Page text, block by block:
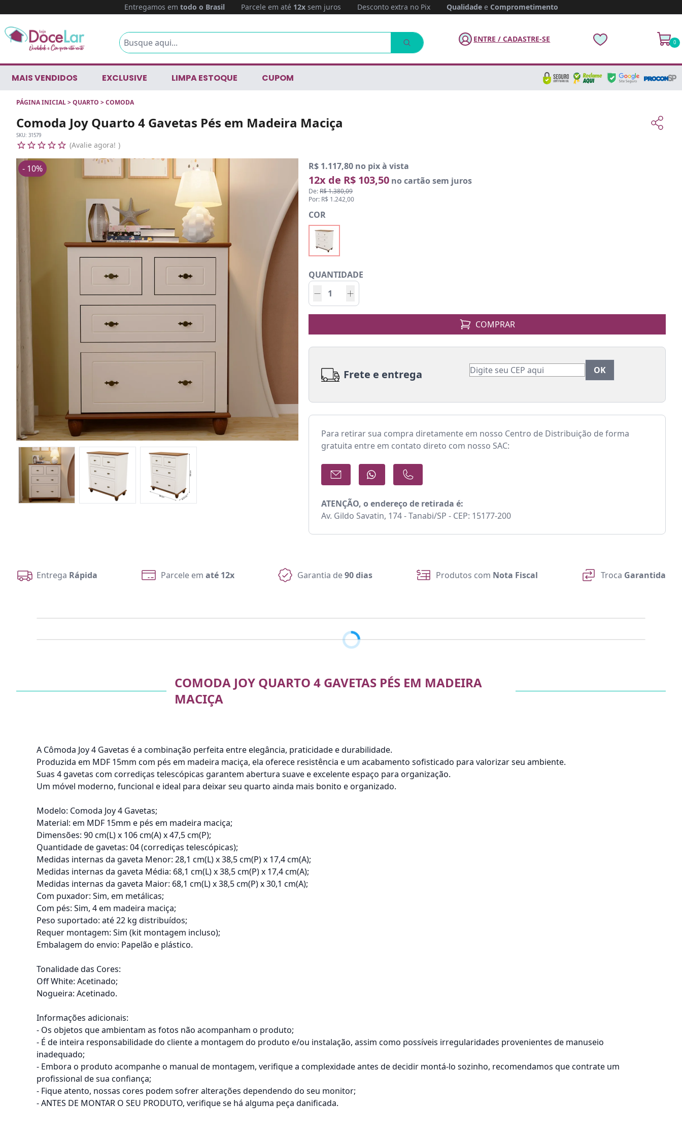
Entregamos em todo o Brasil Parcele em até 12xsem juros Desconto extra no Pix Qualidadee Comprometimento
ENTRE / CADASTRE-SE 0
MAIS VENDIDOS EXCLUSIVE LIMPA ESTOQUE CUPOM
PÁGINA INICIAL>QUARTO >COMODA
Comoda Joy Quarto 4 Gavetas Pés em Madeira Maciça
SKU: 31579
Avalie agora!
R$ 1.117,80 no pix à vista
12x de R$ 103,50 no cartão sem juros
De:R$ 1.380,09
Por: R$ 1.242,00
- 10%
COR
QUANTIDADE
COMPRAR
Frete e entrega
Para retirar sua compra diretamente em nosso Centro de Distribuição de forma
gratuita entre em contato direto com nosso SAC:
ATENÇÃO, o endereço de retirada é:
Av. Gildo Savatin, 174 - Tanabi/SP - CEP: 15177-200
Entrega Rápida Parcele em até 12x Garantia de90 dias Produtos com Nota Fiscal Troca Garantida
COMODA JOY QUARTO 4 GAVETAS PÉS EM MADEIRA
MACIÇA
A Cômoda Joy 4 Gavetas é a combinação perfeita entre elegância, praticidade e durabilidade.
Produzida em MDF 15mm com pés em madeira maciça, ela oferece resistência e um acabamento sofisticado para valorizar seu ambiente.
Suas 4 gavetas com corrediças telescópicas garantem abertura suave e excelente espaço para organização.
Um móvel moderno, funcional e ideal para deixar seu quarto ainda mais bonito e organizado.
Modelo: Comoda Joy 4 Gavetas;
Material: em MDF 15mm e pés em madeira maciça;
Dimensões: 90 cm(L) x 106 cm(A) x 47,5 cm(P);
Quantidade de gavetas: 04 (corrediças telescópicas);
Medidas internas da gaveta Menor: 28,1 cm(L) x 38,5 cm(P) x 17,4 cm(A);
Medidas internas da gaveta Média: 68,1 cm(L) x 38,5 cm(P) x 17,4 cm(A);
Medidas internas da gaveta Maior: 68,1 cm(L) x 38,5 cm(P) x 30,1 cm(A);
Com puxador: Sim, em metálicas;
Com pés: Sim, 4 em madeira maciça;
Peso suportado: até 22 kg distribuídos;
Requer montagem: Sim (kit montagem incluso);
Embalagem do envio: Papelão e plástico.
Tonalidade das Cores:
Off White: Acetinado;
Nogueira: Acetinado.
Informações adicionais:
- Os objetos que ambientam as fotos não acompanham o produto;
- É de inteira responsabilidade do cliente a montagem do produto e/ou instalação, assim como possíveis irregularidades provenientes de manuseio
inadequado;
- Embora o produto acompanhe o manual de montagem, verifique a complexidade antes de decidir montá-lo sozinho, recomendamos que contrate um
profissional de sua confiança;
- Fique atento, nossas cores podem sofrer alterações dependendo do seu monitor;
- ANTES DE MONTAR O SEU PRODUTO, verifique se há alguma peça danificada.